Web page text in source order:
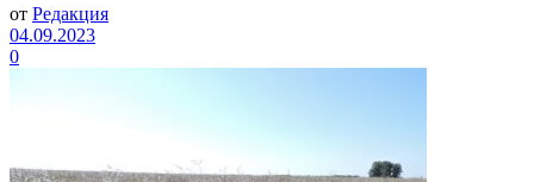
от Редакция
04.09.2023
0